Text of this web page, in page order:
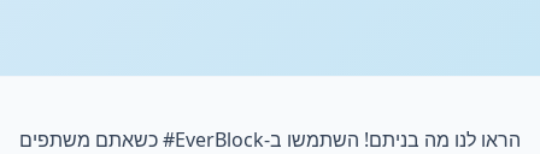
הראו לנו מה בניתם! השתמשו ב-#EverBlockכשאתם משתפים